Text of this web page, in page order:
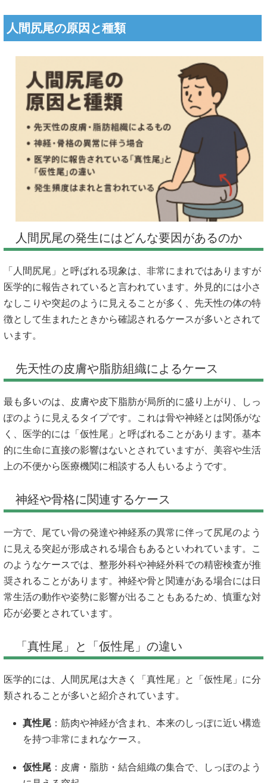
人間尻尾の原因と種類
人間尻尾の発生にはどんな要因があるのか
「人間尻尾」と呼ばれる現象は、非常にまれではありますが
医学的に報告されていると言われています。外見的には小さ
なしこりや突起のように見えることが多く、先天性の体の特
徴として生まれたときから確認されるケースが多いとされて
います。
先天性の皮膚や脂肪組織によるケース
最も多いのは、皮膚や皮下脂肪が局所的に盛り上がり、しっ
ぽのように見えるタイプです。これは骨や神経とは関係がな
く、医学的には「仮性尾」と呼ばれることがあります。基本
的に生命に直接の影響はないとされていますが、美容や生活
上の不便から医療機関に相談する人もいるようです。
神経や骨格に関連するケース
一方で、尾てい骨の発達や神経系の異常に伴って尻尾のよう
に見える突起が形成される場合もあるといわれています。こ
のようなケースでは、整形外科や神経外科での精密検査が推
奨されることがあります。神経や骨と関連がある場合には日
常生活の動作や姿勢に影響が出ることもあるため、慎重な対
応が必要とされています。
「真性尾」と「仮性尾」の違い
医学的には、人間尻尾は大きく「真性尾」と「仮性尾」に分
類されることが多いと紹介されています。
真性尾 ：筋肉や神経が含まれ、本来のしっぽに近い構造
を持つ非常にまれなケース。
仮性尾 ：皮膚・脂肪・結合組織の集合で、しっぽのよう